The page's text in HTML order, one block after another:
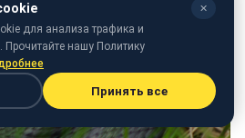
✕
для анализа трафика и
Прочитайте нашу Политику
Принять все